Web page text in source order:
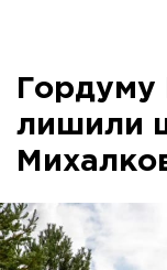
Гордуму
лишили